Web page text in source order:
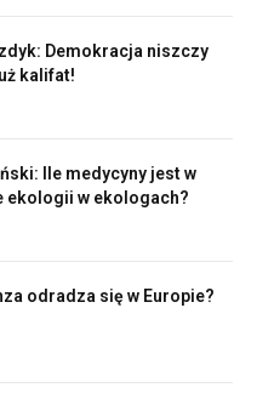
Demokracja niszczy
kalifat!
Ile medycyny jest w
ekologii w ekologach?
odradza się w Europie?